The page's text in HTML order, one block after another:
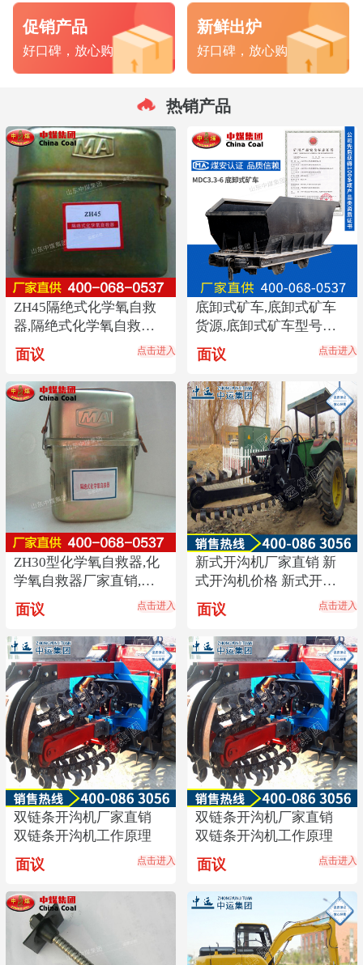
促销产品
好口碑，放心购
新鲜出炉
好口碑，放心购
热销产品
ZH45隔绝式化学氧自救
器,隔绝式化学氧自救器
参数,自救器报价
面议 点击进入
底卸式矿车,底卸式矿车
货源,底卸式矿车型号齐
全
面议 点击进入
ZH30型化学氧自救器,化
学氧自救器厂家直销,化
学氧自救器热销
面议 点击进入
新式开沟机厂家直销 新
式开沟机价格 新式开沟
机使用方法
面议 点击进入
双链条开沟机厂家直销
双链条开沟机工作原理
面议 点击进入
双链条开沟机厂家直销
双链条开沟机工作原理
面议 点击进入